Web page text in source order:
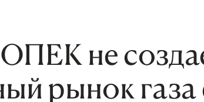
не
рынок